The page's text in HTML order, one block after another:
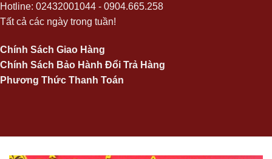
Hotline: 02432001044 - 0904.665.258
Tất cả các ngày trong tuần!
Chính Sách Giao Hàng
Chính Sách Bảo Hành Đổi Trả Hàng
Phương Thức Thanh Toán